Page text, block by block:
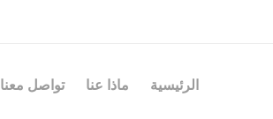
تواصل معنا ماذا عنا الرئيسية